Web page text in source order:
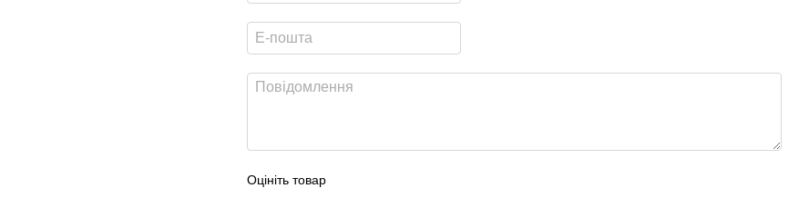
Оцініть товар